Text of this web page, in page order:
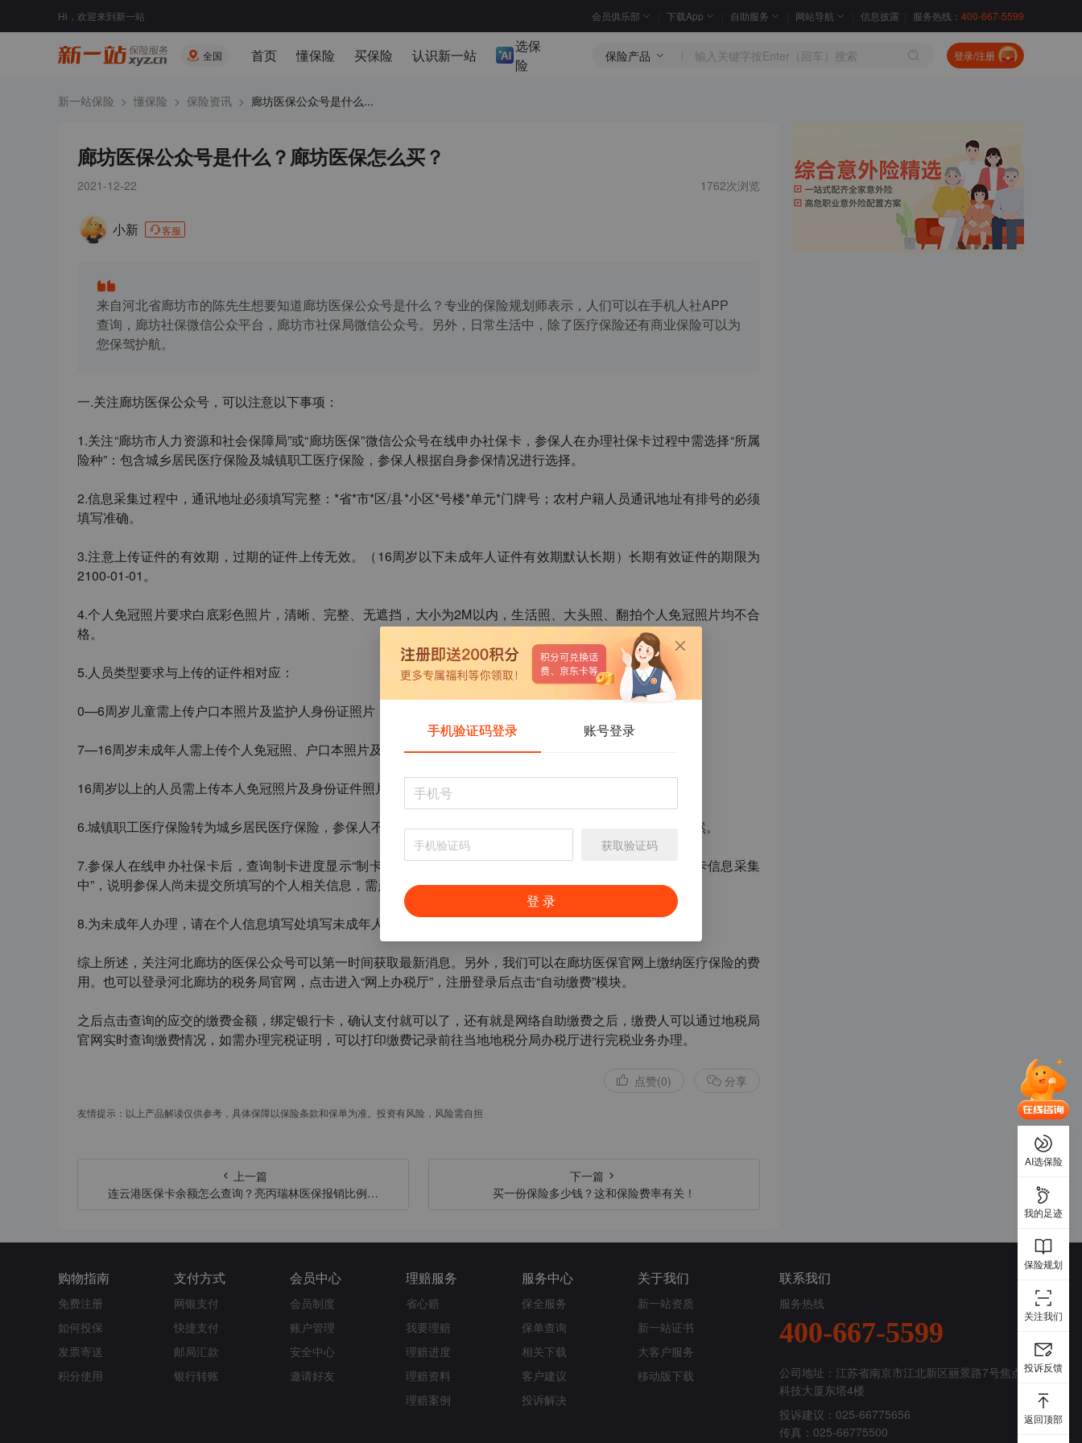
Hi，欢迎来到新一站 会员俱乐部 下载App 自助服务 网站导航 信息披露 服务热线： 400-667-5599
全国 首页 懂保险 买保险 认识新一站
选保
险
保险产品 登录/注册
新一站保险 > 懂保险 > 保险资讯 > 廊坊医保公众号是什么...
廊坊医保公众号是什么？廊坊医保怎么买？
2021-12-22 1762次浏览
小新 客服
来自河北省廊坊市的陈先生想要知道廊坊医保公众号是什么？专业的保险规划师表示，人们可以在手机人社APP
查询，廊坊社保微信公众平台，廊坊市社保局微信公众号。另外，日常生活中，除了医疗保险还有商业保险可以为
您保驾护航。
一.关注廊坊医保公众号 ，可以注意以下事项：
1.关注“廊坊市人力资源和社会保障局”或“廊坊医保”微信公众号在线申办社保卡，参保人在办理社保卡过程中需选择“所属
险种” ：包含城乡居民医疗保险及城镇职工医疗保险，参保人根据自身参保情况进行选择。
2.信息采集过程中，通讯地址必须填写完整： *省*市*区/县*小区*号楼*单元*门牌号；农村户籍人员通讯地址有排号的必须
填写准确。
3.注意上传证件的有效期，过期的证件上传无效。（16周岁以下未成年人证件有效期默认长期）长期有效证件的期限为
2100-01-01。
4.个人免冠照片要求白底彩色照片，清晰、完整、无遮挡，大小为2M以内，生活照、大头照、翻拍个人免冠照片均不合
格。
5.人员类型要求与上传的证件相对应：
0—6周岁儿童需上传户口本照片及监护人身份证照片，无需本人照片；
7—16周岁未成年人需上传个人免冠照、户口本照片及监护人身份证照片；
16周岁以上的人员需上传本人免冠照片及身份证件照片。
6.城镇职工医疗保险转为城乡居民医疗保险，参保人不必重复办理社保卡，可按照当前参保性质使用，反之亦然。
7.参保人在线申办社保卡后，查询制卡进度显示“制卡信息采集中制卡信息审核中”方可耐心等待；仅显示
制卡信息采集
中” ，说明参保人尚未提交所填写的个人相关信息，需点击 提交”按钮。
8.为未成年人办理，请在个人信息填写处填写未成年人信息，在监护人信息处填写监护人相关信息。
综上所述，关注河北廊坊的医保公众号可以第一时间获取最新消息。另外，我们可以在廊坊医保官网上缴纳医疗保险的费
用。也可以登录河北廊坊的税务局官网，点击进入“网上办税厅”，注册登录后点击“自动缴费”模块。
之后点击查询的应交的缴费金额，绑定银行卡，确认支付就可以了，还有就是网络自助缴费之后，缴费人可以通过地税局
官网实时查询缴费情况，如需办理完税证明，可以打印缴费记录前往当地地税分局办税厅进行完税业务办理。
点赞(0) 分享
友情提示：以上产品解读仅供参考，具体保障以保险条款和保单为准。投资有风险，风险需自担
上一篇
连云港医保卡余额怎么查询？亮丙瑞林医保报销比例是
下一篇
买一份保险多少钱？这和保险费率有关！
购物指南
免费注册
如何投保
发票寄送
积分使用
支付方式
网银支付
快捷支付
邮局汇款
银行转账
会员中心
会员制度
账户管理
安全中心
邀请好友
理赔服务
省心赔
我要理赔
理赔进度
理赔资料
理赔案例
服务中心
保全服务
保单查询
相关下载
客户建议
投诉解决
关于我们
新一站资质
新一站证书
大客户服务
移动版下载
联系我们
服务热线
400-667-5599
公司地址：江苏省南京市江北新区丽景路7号焦点
科技大厦东塔4楼
投诉建议：025-66775656
传真：025-66775500
AI选保险
我的足迹
保险规划
关注我们
投诉反馈
返回顶部
手机验证码登录 账号登录
获取验证码
登 录